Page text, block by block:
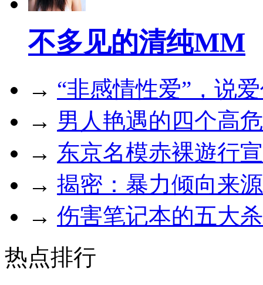
不多见的清纯MM
→ “非感情性爱”，说
→ 男人艳遇的四个高
→ 东京名模赤裸遊行
→ 揭密：暴力倾向来
→ 伤害笔记本的五大
热点排行